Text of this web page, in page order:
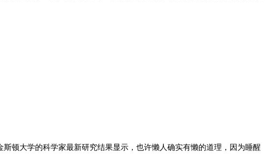
顿大学的科学家最新研究结果显示，也许懒人确实有懒的道理，因为睡醒